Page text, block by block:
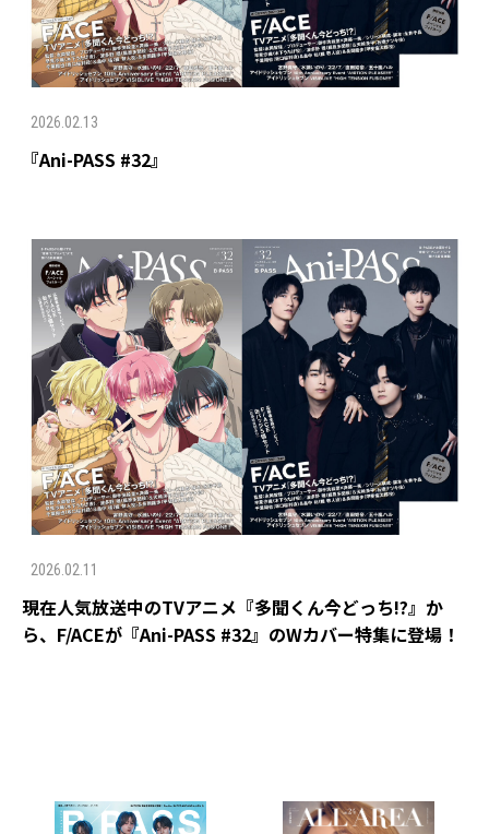
2026.02.13
『Ani-PASS #32』
2026.02.11
現在人気放送中のTVアニメ『多聞くん今どっち!?』か
ら、F/ACEが『Ani-PASS #32』のWカバー特集に登場！